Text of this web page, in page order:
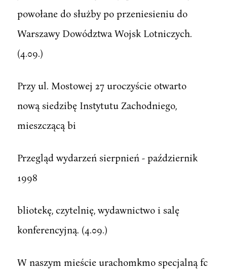
powołane do służby po przeniesieniu do
Warszawy Dowództwa Wojsk Lotniczych.
(4.09.)
Przy ul. Mostowej 27 uroczyście otwarto
nową siedzibę Instytutu Zachodniego,
mieszczącą bi
Przegląd wydarzeń sierpnień - październik
1998
bliotekę, czytelnię, wydawnictwo i salę
konferencyjną. (4.09.)
W naszym mieście urachomkmo specjalną fc